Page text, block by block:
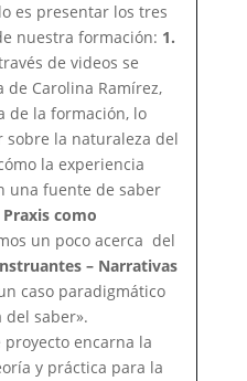
es presentar los tres
nuestra formación: 1.
de videos se
Carolina Ramírez,
de la formación, lo
la naturaleza del
la experiencia
una fuente de saber
Praxis como
un poco acerca del
– Narrativas
caso paradigmático
del saber».
encarna la
y práctica para la